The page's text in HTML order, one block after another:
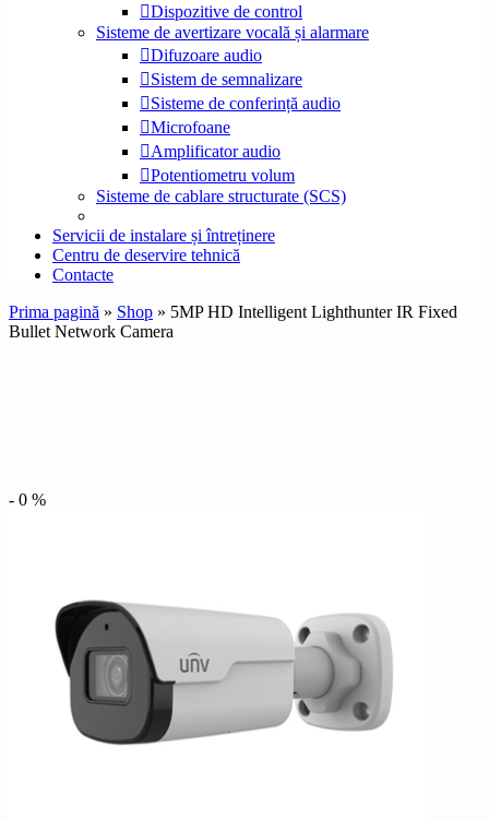
Dispozitive de control
Sisteme de avertizare vocală și alarmare
Difuzoare audio
Sistem de semnalizare
Sisteme de conferință audio
Microfoane
Amplificator audio
Potentiometru volum
Sisteme de cablare structurate (SCS)
Servicii de instalare și întreținere
Centru de deservire tehnică
Contacte
Prima pagină » Shop » 5MP HD Intelligent Lighthunter IR Fixed
Bullet Network Camera
- 0 %